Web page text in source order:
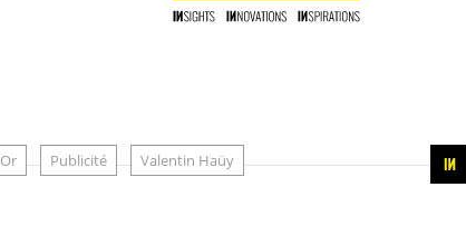
Or Publicité Valentin Haüy